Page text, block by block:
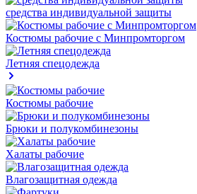
средства индивидуальной защиты
Костюмы рабочие с Минпромторгом
Летняя спецодежда
Костюмы рабочие
Брюки и полукомбинезоны
Халаты рабочие
Влагозащитная одежда